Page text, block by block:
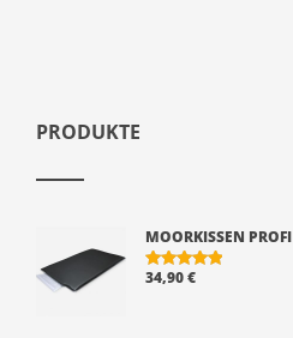
PRODUKTE
MOORKISSEN PROFI
BEWERTE
34,90€